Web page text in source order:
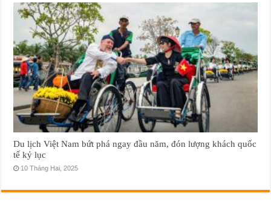
Du lịch Việt Nam bứt phá ngay đầu năm, đón lượng khách quốc
tế kỷ lục
10 Tháng Hai, 2025